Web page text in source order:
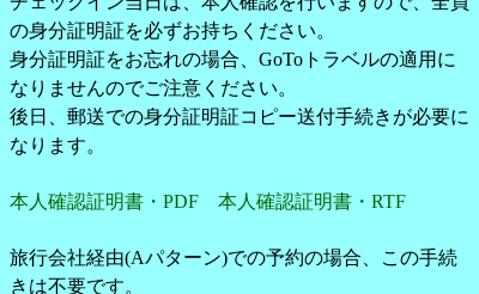
の身分証明証を必ずお持ちください。
身分証明証をお忘れの場合、GoToトラベルの適用に
なりませんのでご注意ください。
後日、郵送での身分証明証コピー送付手続きが必要に
なります。
本人確認証明書・PDF 本人確認証明書・RTF
旅行会社経由(Aパターン)での予約の場合、この手続
きは不要です。